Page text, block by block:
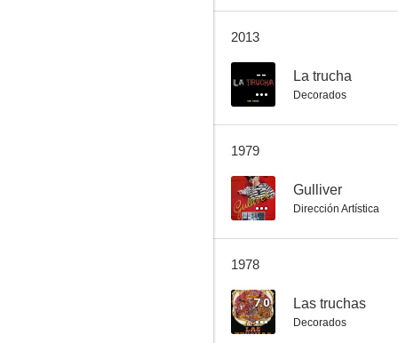
2013
-- La trucha
Decorados
1979
-- Gulliver
Dirección Artística
1978
7.0 Las truchas
Decorados